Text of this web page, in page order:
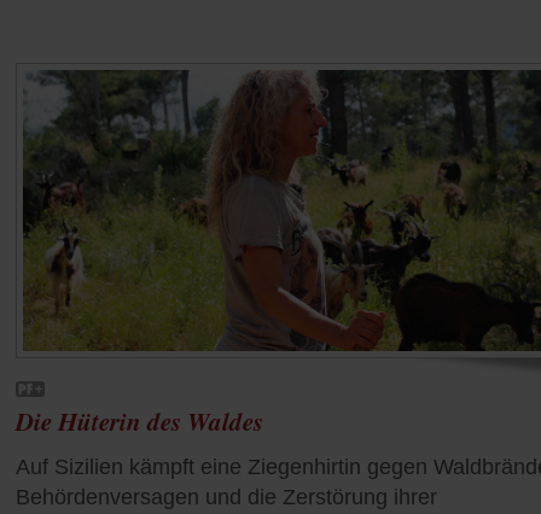
Die Hüterin des Waldes
Auf Sizilien kämpft eine Ziegenhirtin gegen
Behördenversagen und die Zerstörung ihrer